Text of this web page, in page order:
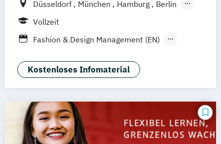
Düsseldorf München Hamburg
Berlin
Wiesbaden
Vollzeit
Fashion & Design Management (EN)
Interior Design Luxury Management (EN)
Marken- & Kommunikationsdesign
Sustainability in Creative Industries (EN)
Kostenloses Infomaterial